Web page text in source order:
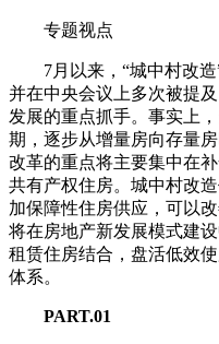
专题视点
7月以来，“城中村改造”
并在中央会议上多次被提
发展的重点抓手。事实上
期，逐步从增量房向存量
改革的重点将主要集中在
共有产权住房。城中村改
加保障性住房供应，可以
将在房地产新发展模式建
租赁住房结合，盘活低效
体系。
PART.01